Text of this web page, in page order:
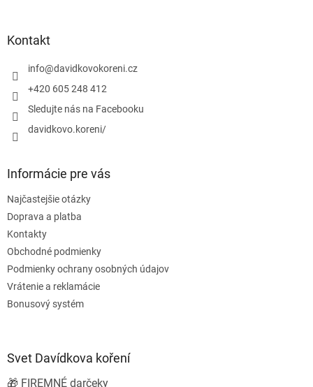
Kontakt
info@davidkovokoreni.cz
+420 605 248 412
Sledujte nás na Facebooku
davidkovo.koreni/
Informácie pre vás
Najčastejšie otázky
Doprava a platba
Kontakty
Obchodné podmienky
Podmienky ochrany osobných údajov
Vrátenie a reklamácie
Bonusový systém
Svet Davídkova koření
🎁 FIREMNÉ darčeky